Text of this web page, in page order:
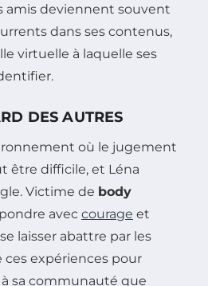
amis deviennent souvent
dans ses contenus,
virtuelle à laquelle ses
DES AUTRES
où le jugement
être difficile, et Léna
Victime de body
avec courage et
laisser abattre par les
ces expériences pour
sa communauté que